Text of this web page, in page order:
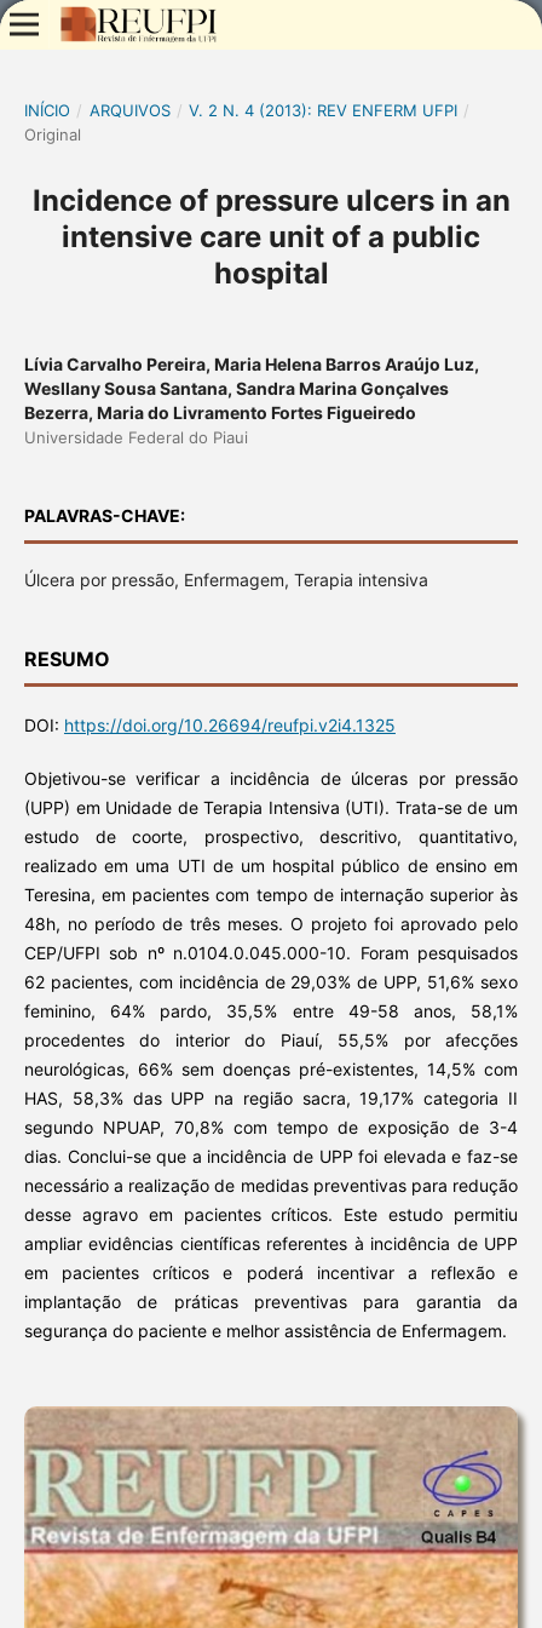
INÍCIO / ARQUIVOS / V. 2 N. 4 (2013): REV ENFERM UFPI /
Original
Incidence of pressure ulcers in an
intensive care unit of a public
hospital
Lívia Carvalho Pereira, Maria Helena Barros Araújo Luz,
Wesllany Sousa Santana, Sandra Marina Gonçalves
Bezerra, Maria do Livramento Fortes Figueiredo
Universidade Federal do Piaui
PALAVRAS-CHAVE:
Úlcera por pressão, Enfermagem, Terapia intensiva
RESUMO
DOI: https://doi.org/10.26694/reufpi.v2i4.1325
Objetivou-se verificar a incidência de úlceras por pressão
(UPP) em Unidade de Terapia Intensiva (UTI). Trata-se de um
estudo de coorte, prospectivo, descritivo, quantitativo,
realizado em uma UTI de um hospital público de ensino em
Teresina, em pacientes com tempo de internação superior às
48h, no período de três meses. O projeto foi aprovado pelo
CEP/UFPI sob nº n.0104.0.045.000-10. Foram pesquisados
62 pacientes, com incidência de 29,03% de UPP, 51,6% sexo
feminino, 64% pardo, 35,5% entre 49-58 anos, 58,1%
procedentes do interior do Piauí, 55,5% por afecções
neurológicas, 66% sem doenças pré-existentes, 14,5% com
HAS, 58,3% das UPP na região sacra, 19,17% categoria II
segundo NPUAP, 70,8% com tempo de exposição de 3-4
dias. Conclui-se que a incidência de UPP foi elevada e faz-se
necessário a realização de medidas preventivas para redução
desse agravo em pacientes críticos. Este estudo permitiu
ampliar evidências científicas referentes à incidência de UPP
em pacientes críticos e poderá incentivar a reflexão e
implantação de práticas preventivas para garantia da
segurança do paciente e melhor assistência de Enfermagem.